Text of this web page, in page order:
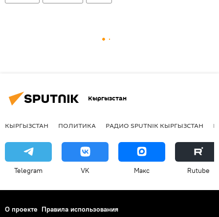
Кыргызстан
КЫРГЫЗСТАН ПОЛИТИКА РАДИО SPUTNIK КЫРГЫЗСТАН
Telegram VK Макс Rutube
О проекте Правила использования